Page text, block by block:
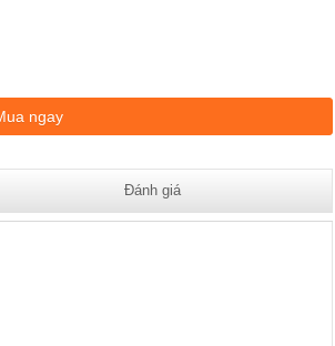
Đánh giá